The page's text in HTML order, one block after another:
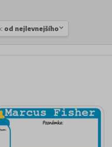
od nejlevnejšího